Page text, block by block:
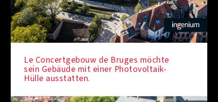
Le Concertgebouw de Bruges möchte
sein Gebäude mit einer Photovoltaik-
Hülle ausstatten.